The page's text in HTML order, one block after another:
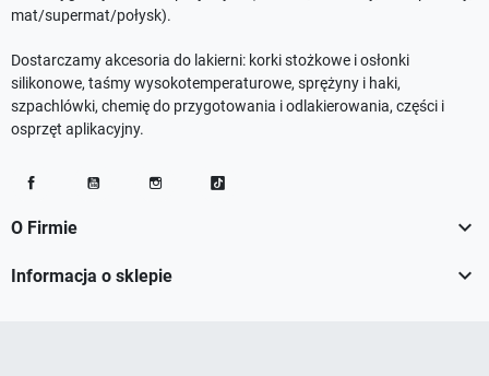
mat/supermat/połysk).
Dostarczamy akcesoria do lakierni: korki stożkowe i osłonki
silikonowe, taśmy wysokotemperaturowe, sprężyny i haki,
szpachlówki, chemię do przygotowania i odlakierowania, części i
osprzęt aplikacyjny.
O Firmie 
Informacja o sklepie 